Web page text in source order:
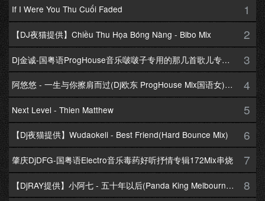
If I Were You Thu Cuối Faded 1
【DJ夜猫提供】Chiều Thu Họa Bóng Nàng - Bibo Mix 2
Dj金诚-国粤语ProgHouse音乐啵啵子专用的那几首歌儿专辑172Mix串烧 3
阿悠悠 - 一生与你擦肩而过(Dj欧东 ProgHouse Mix国语女)Dj小耀修改 4
Next Level - Thien Matthew 5
【Dj夜猫提供】Wudaokeli - Best Friend(Hard Bounce Mix) 6
肇庆DjDFG-国粤语Electro音乐毒药好听抒情专辑172Mix串烧 7
【DjRAY提供】小阿七 - 五十年以后(Panda King Melbourne Mix国语女) 8